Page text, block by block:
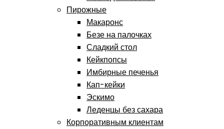
Пирожные
Макаронс
Безе на палочках
Сладкий стол
Кейкпопсы
Имбирные печенья
Кап-кейки
Эскимо
Леденцы без сахара
Корпоративным клиентам